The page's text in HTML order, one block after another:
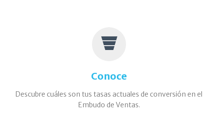
Conoce
Descubre cuáles son tus tasas actuales de conversión en el
Embudo de Ventas.